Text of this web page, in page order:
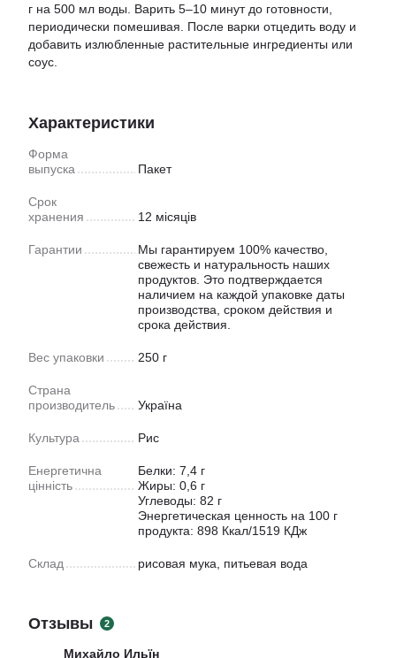
г на 500 мл воды. Варить 5–10 минут до готовности,
периодически помешивая. После варки отцедить воду и
добавить излюбленные растительные ингредиенты или
соус.
Характеристики
Форма
выпуска
Пакет
Срок
хранения
12 місяців
Гарантии
Мы гарантируем 100% качество,
свежесть и натуральность наших
продуктов. Это подтверждается
наличием на каждой упаковке даты
производства, сроком действия и
срока действия.
Вес упаковки 250 г
Страна
производитель
Україна
Культура Рис
Енергетична
цінність
Белки: 7,4 г
Жиры: 0,6 г
Углеводы: 82 г
Энергетическая ценность на 100 г
продукта: 898 Ккал/1519 КДж
Склад рисовая мука, питьевая вода
Отзывы 2
Михайло Ильїн